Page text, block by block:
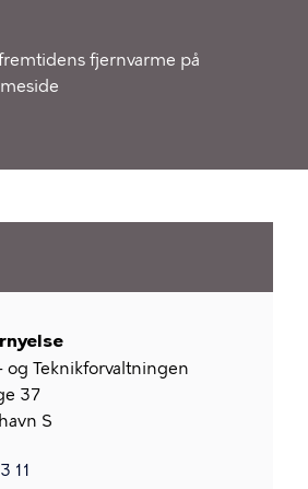
fjernvarme på
og Teknikforvaltningen
37
S
11